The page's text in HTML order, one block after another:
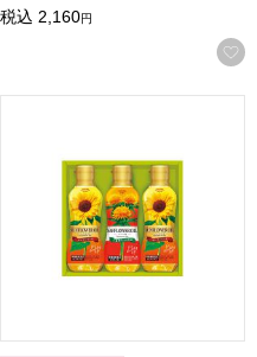
に入りに登録する
税込 2,160円